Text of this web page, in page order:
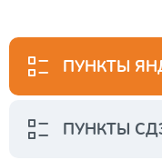
ПУНКТЫ
ПУНКТЫ